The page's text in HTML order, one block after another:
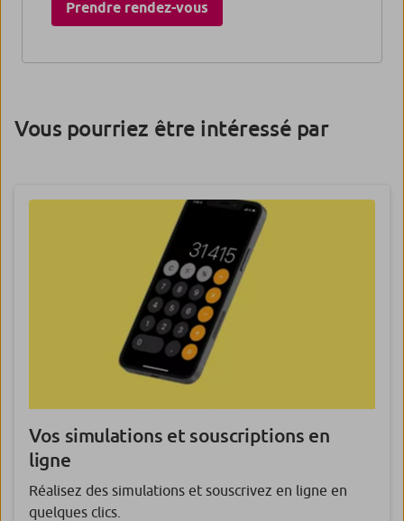
Prendre rendez-vous​
Vous pourriez être intéressé par
Vos simulations et souscriptions en
ligne
Réalisez des simulations et souscrivez en ligne en
quelques clics.